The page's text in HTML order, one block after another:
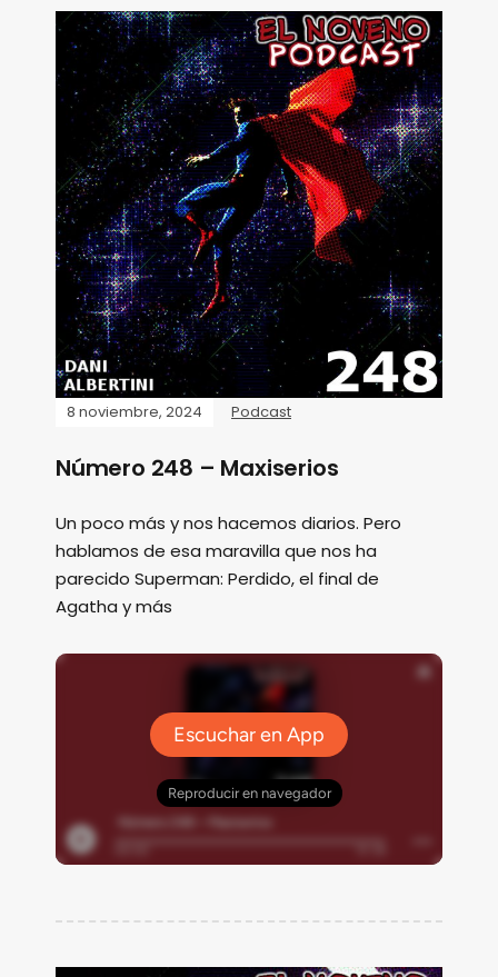
8 noviembre, 2024 Podcast
Número 248 – Maxiserios
Un poco más y nos hacemos diarios. Pero
hablamos de esa maravilla que nos ha
parecido Superman: Perdido, el final de
Agatha y más